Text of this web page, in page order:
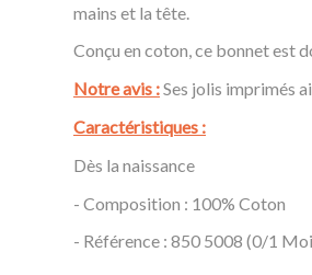
mains et la tête.
Conçu en coton, ce bonnet est
Notre avis :Ses jolis imprimés
Caractéristiques :
Dès la naissance
- Composition : 100% Coton
- Référence : 850 5008 (0/1